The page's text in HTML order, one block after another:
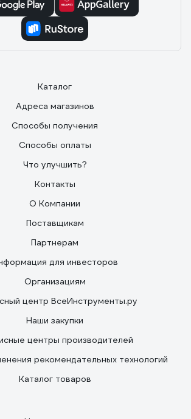
Каталог
Адреса магазинов
Способы получения
Способы оплаты
Что улучшить?
Контакты
О Компании
Поставщикам
Партнерам
для инвесторов
Организациям
центр ВсеИнструменты.ру
Наши закупки
центры производителей
рекомендательных технологий
Каталог товаров